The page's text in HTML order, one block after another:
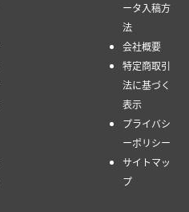
ータ入稿方
法
会社概要
特定商取引
法に基づく
表示
プライバシ
ーポリシー
サイトマッ
プ